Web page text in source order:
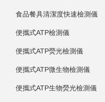
食品餐具清潔度快速檢測儀
便攜式ATP檢測儀
便攜式ATP熒光檢測儀
便攜式ATP微生物檢測儀
便攜式ATP生物熒光檢測儀